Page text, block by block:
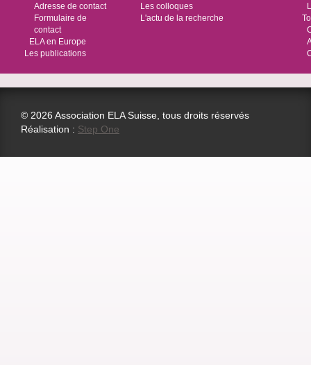
Adresse de contact
Formulaire de
contact
ELA en Europe
Les publications
Les colloques
L'actu de la recherche
© 2026 Association ELA Suisse, tous droits réservés
Réalisation : Step One